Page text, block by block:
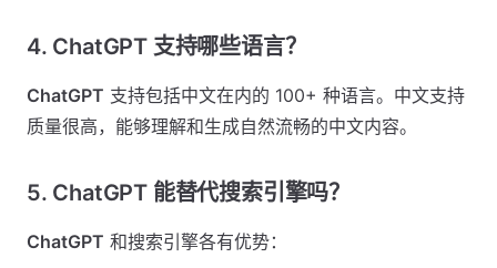
4. ChatGPT 支持哪些语言？
ChatGPT 支持包括中文在内的 100+ 种语言。中文支持
质量很高，能够理解和生成自然流畅的中文内容。
5. ChatGPT 能替代搜索引擎吗？
ChatGPT 和搜索引擎各有优势：